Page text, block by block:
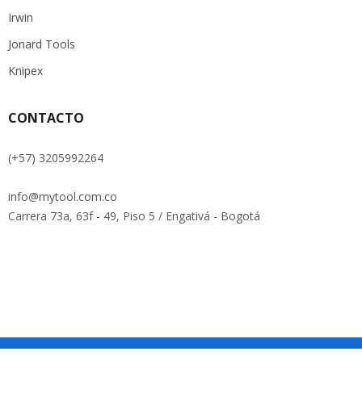
Irwin
Jonard Tools
Knipex
CONTACTO
(+57) 3205992264
info@mytool.com.co
Carrera 73a, 63f - 49, Piso 5 / Engativá - Bogotá